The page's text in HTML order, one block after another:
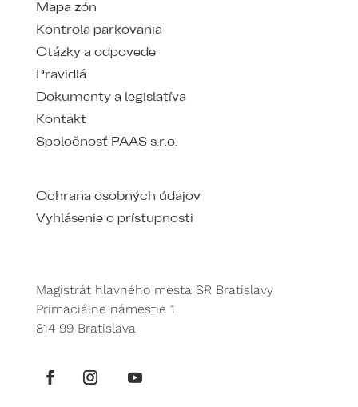
Mapa zón
Kontrola parkovania
Otázky a odpovede
Pravidlá
Dokumenty a legislatíva
Kontakt
Spoločnosť PAAS s.r.o.
Ochrana osobných údajov
Vyhlásenie o prístupnosti
Magistrát hlavného mesta SR Bratislavy
Primaciálne námestie 1
814 99 Bratislava